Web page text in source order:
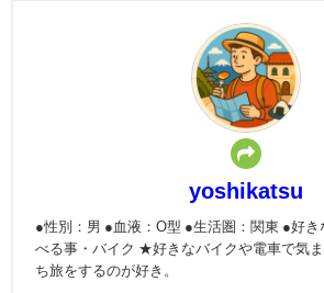
yoshikatsu
●性別：男 ●血液：O型 ●生活圏：関東 ●好き
べる事・バイク ★好きなバイクや電車で気
ち旅をするのが好き。